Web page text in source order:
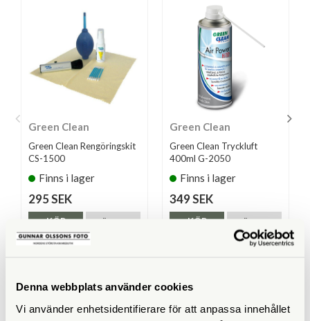
Denna webbplats använder cookies
Vi använder enhetsidentifierare för att anpassa innehållet
Green Clean
Green Clean Rengöringskit
CS-1500
Finns i lager
295 SEK
LÄS MER
KÖP
Green Clean
Green Clean Tryckluft
400ml G-2050
Finns i lager
349 SEK
LÄS MER
KÖP
ANDRA KÖPTE ÄVEN